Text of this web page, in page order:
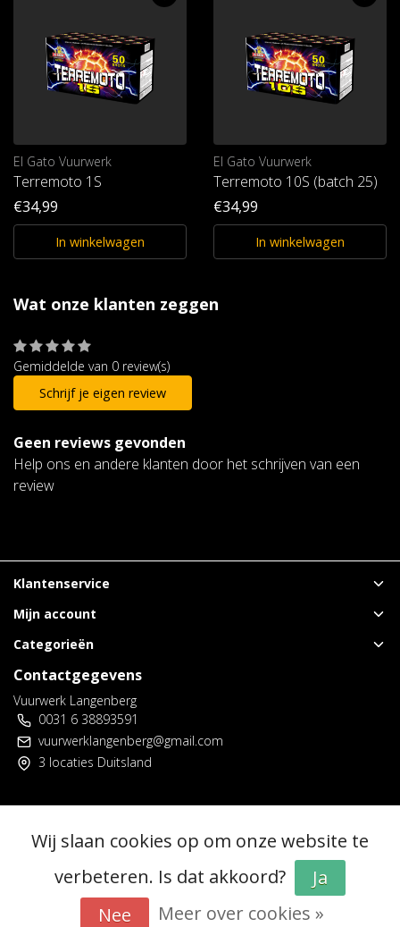
El Gato Vuurwerk
Terremoto 1S
€34,99
In winkelwagen
El Gato Vuurwerk
Terremoto 10S (batch 25)
€34,99
In winkelwagen
Wat onze klanten zeggen
Gemiddelde van 0 review(s)
Schrijf je eigen review
Geen reviews gevonden
Help ons en andere klanten door het schrijven van een
review
Klantenservice
Mijn account
Categorieën
Contactgegevens
Vuurwerk Langenberg
0031 6 38893591
vuurwerklangenberg@gmail.com
3 locaties Duitsland
Algemene voorwaarden |Voorverkoop spelregels|Privacy policy|
Wij slaan cookies op om onze website te
verbeteren. Is dat akkoord?
Ja
Nee
Meer over cookies »